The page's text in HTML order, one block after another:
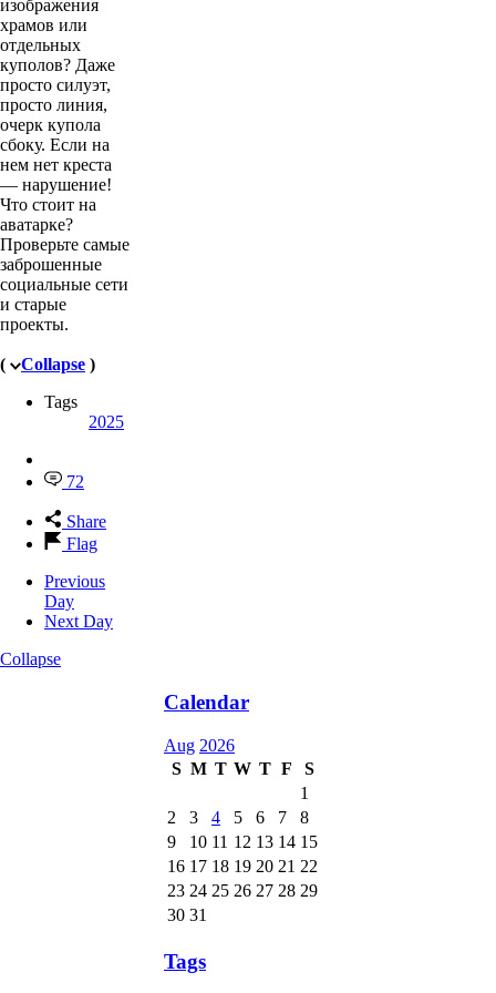
изображения
храмов или
отдельных
куполов? Даже
просто силуэт,
просто линия,
очерк купола
сбоку. Если на
нем нет креста
— нарушение!
Что стоит на
аватарке?
Проверьте самые
заброшенные
социальные сети
и старые
проекты.
( Collapse )
Tags
2025
72
Share
Flag
Previous
Day
Next Day
Collapse
Calendar
Aug 2026
S M T W T F
S
1
2
3 4 5 6 7
8
9
10 11 12 13 14 15
16 17 18 19 20 21 22
23 24 25 26 27 28 29
30 31
Tags